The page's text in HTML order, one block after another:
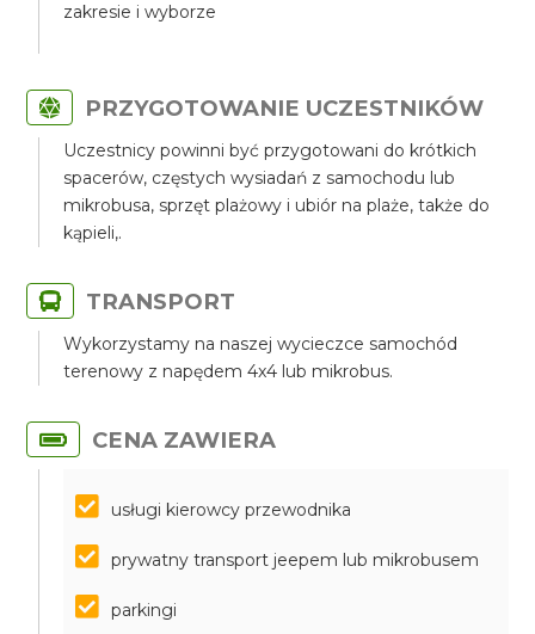
zakresie i wyborze
PRZYGOTOWANIE UCZESTNIKÓW
Uczestnicy powinni być przygotowani do krótkich
spacerów, częstych wysiadań z samochodu lub
mikrobusa, sprzęt plażowy i ubiór na plaże, także do
kąpieli,.
TRANSPORT
Wykorzystamy na naszej wycieczce samochód
terenowy z napędem 4x4 lub mikrobus.
CENA ZAWIERA
usługi kierowcy przewodnika
prywatny transport jeepem lub mikrobusem
parkingi